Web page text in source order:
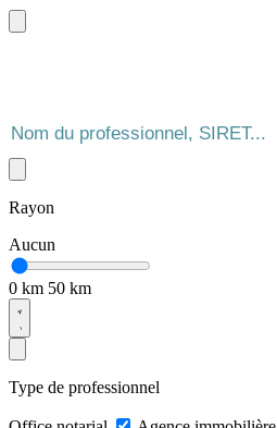
Rayon
Aucun
0 km 50 km
Type de professionnel